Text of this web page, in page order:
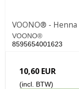
VOONO® -
VOONO®
8595654001623
10,60 EUR
(incl. BTW)